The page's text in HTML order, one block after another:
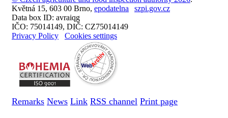
Květná 15, 603 00 Brno, epodatelna
szpi.gov.cz
Data box ID: avraiqg
IČO: 75014149, DIČ: CZ75014149
Privacy Policy
Cookies settings
Remarks News Link RSS channel Print page